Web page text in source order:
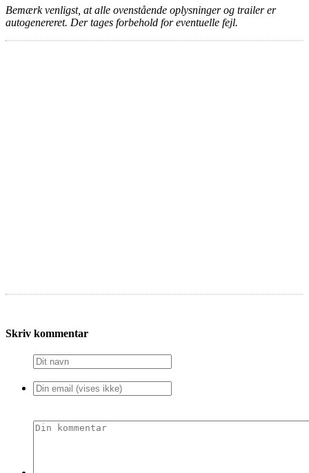
Bemærk venligst, at alle ovenstående oplysninger og trailer er
autogenereret. Der tages forbehold for eventuelle fejl.
Skriv kommentar